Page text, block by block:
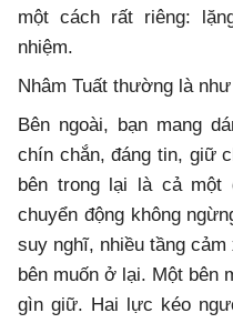
một cách rất riêng:
nhiệm.
Nhâm Tuất thường là
Bên ngoài, bạn mang
chín chắn, đáng tin, giữ
bên trong lại là cả một
chuyển động không
suy nghĩ, nhiều tầng
bên muốn ở lại. Một bên
gìn giữ. Hai lực kéo